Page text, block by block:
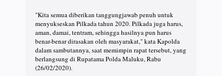
"Kita semua diberikan tanggungjawab penuh untuk
menyukseskan Pilkada tahun 2020. Pilkada juga harus,
aman, damai, tentram, sehingga hasilnya pun harus
benar-benar dirasakan oleh masyarakat," kata Kapolda
dalam sambutannya, saat memimpin rapat tersebut, yang
berlangsung di Rupatama Polda Maluku, Rabu
(26/02/2020).